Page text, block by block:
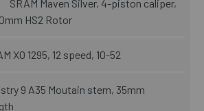
SRAM Maven Silver, 4-piston caliper,
HS2 Rotor
XO 1295, 12 speed, 10-52
9 A35 Moutain stem, 35mm